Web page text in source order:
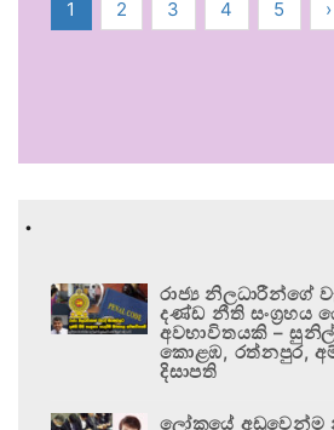
1 2 3 4 5 ›
.
රාජ්‍ය නිලධාරීන්ගේ
දණ්ඩ නීති සංග්‍රහය
අවභාවිතයකි –
කොළඹ, රත්නපුර,
දිසාපති
ලෝකයේ අඩුවෙන්ම